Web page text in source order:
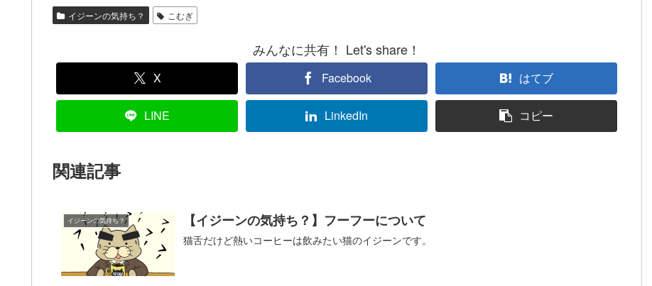
イジーンの気持ち？ こむぎ
みんなに共有！ Let's share！
X Facebook はてブ
LINE LinkedIn コピー
関連記事
イジーンの気持ち？ 【イジーンの気持ち？】フーフーについて
猫舌だけど熱いコーヒーは飲みたい猫のイジーンです。